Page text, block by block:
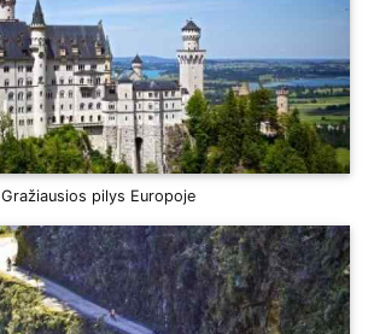
Gražiausios pilys Europoje